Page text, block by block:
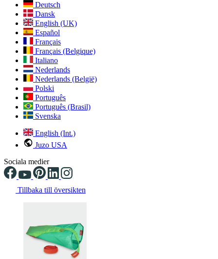
Deutsch
Dansk
English (UK)
Español
Français
Français (Belgique)
Italiano
Nederlands
Nederlands (België)
Polski
Português
Português (Brasil)
Svenska
English (Int.)
Juzo USA
Sociala medier
Tillbaka till översikten